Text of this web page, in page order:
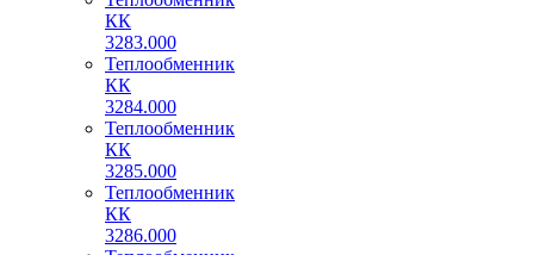
КК
3283.000
Теплообменник
КК
3284.000
Теплообменник
КК
3285.000
Теплообменник
КК
3286.000